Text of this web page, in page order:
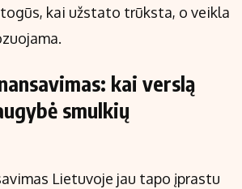
kai užstato trūksta, o veikla
kai verslą
smulkių
Lietuvoje jau tapo įprastu